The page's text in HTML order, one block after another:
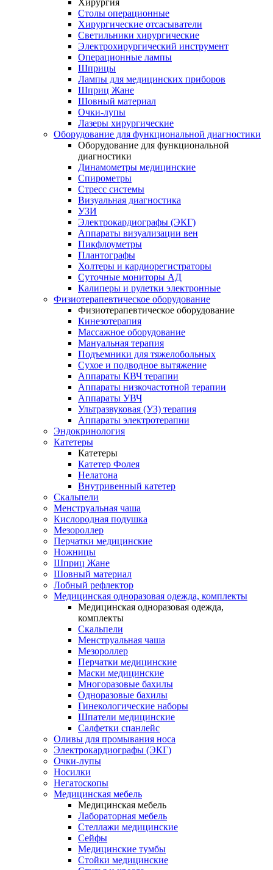
Хирургия
Столы операционные
Хирургические отсасыватели
Светильники хирургические
Электрохирургический инструмент
Операционные лампы
Шприцы
Лампы для медицинских приборов
Шприц Жане
Шовный материал
Очки-лупы
Лазеры хирургические
Оборудование для функциональной диагностики
Оборудование для функциональной
диагностики
Динамометры медицинские
Спирометры
Стресс системы
Визуальная диагностика
УЗИ
Электрокардиографы (ЭКГ)
Аппараты визуализации вен
Пикфлоуметры
Плантографы
Холтеры и кардиорегистраторы
Суточные мониторы АД
Калиперы и рулетки электронные
Физиотерапевтическое оборудование
Физиотерапевтическое оборудование
Кинезотерапия
Массажное оборудование
Мануальная терапия
Подъемники для тяжелобольных
Сухое и подводное вытяжение
Аппараты КВЧ терапии
Аппараты низкочастотной терапии
Аппараты УВЧ
Ультразвуковая (УЗ) терапия
Аппараты электротерапии
Эндокринология
Катетеры
Катетеры
Катетер Фолея
Нелатона
Внутривенный катетер
Скальпели
Менструальная чаша
Кислородная подушка
Мезороллер
Перчатки медицинские
Ножницы
Шприц Жане
Шовный материал
Лобный рефлектор
Медицинская одноразовая одежда, комплекты
Медицинская одноразовая одежда,
комплекты
Скальпели
Менструальная чаша
Мезороллер
Перчатки медицинские
Маски медицинские
Многоразовые бахилы
Одноразовые бахилы
Гинекологические наборы
Шпатели медицинские
Салфетки спанлейс
Оливы для промывания носа
Электрокардиографы (ЭКГ)
Очки-лупы
Носилки
Негатоскопы
Медицинская мебель
Медицинская мебель
Лабораторная мебель
Стеллажи медицинские
Сейфы
Медицинские тумбы
Стойки медицинские